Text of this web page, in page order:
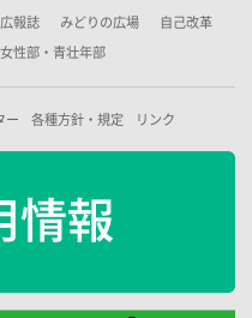
広報誌 みどりの広場 自己改革
女性部・青壮年部
ー 各種方針・規定 リンク